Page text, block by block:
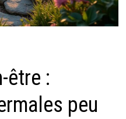
être :
peu